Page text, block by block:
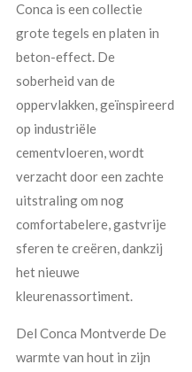
Conca is een collectie
grote tegels en platen in
beton-effect. De
soberheid van de
oppervlakken, geïnspireerd
op industriële
cementvloeren, wordt
verzacht door een zachte
uitstraling om nog
comfortabelere, gastvrije
sferen te creëren, dankzij
het nieuwe
kleurenassortiment.
Del Conca Montverde De
warmte van hout in zijn